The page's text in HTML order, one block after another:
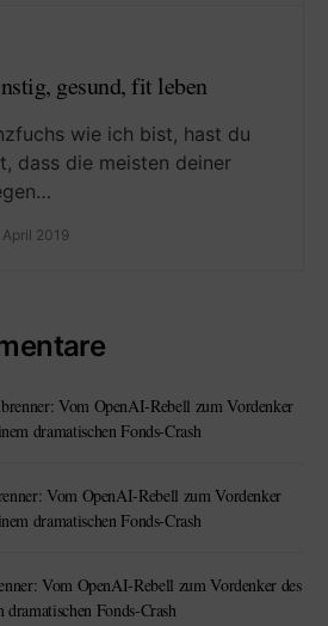
gesund, fit leben
wie ich bist, hast du
dass die meisten deiner
April 2019
Vom OpenAI-Rebell zum Vordenker
dramatischen Fonds-Crash
Vom OpenAI-Rebell zum Vordenker
dramatischen Fonds-Crash
Vom OpenAI-Rebell zum Vordenker des
Fonds-Crash